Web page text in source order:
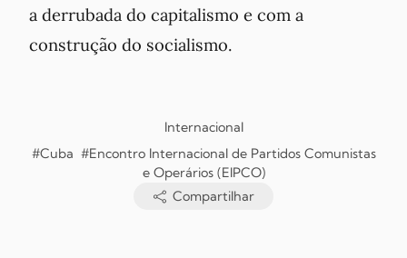
a derrubada do capitalismo e com a
construção do socialismo.
Internacional
#Cuba #Encontro Internacional de Partidos Comunistas
e Operários (EIPCO)
Compartilhar